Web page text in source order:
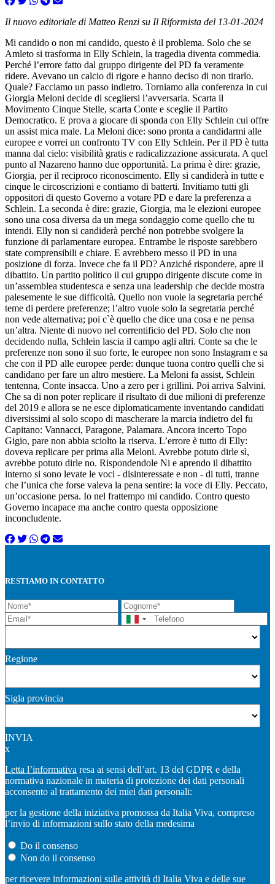
Il nuovo editoriale di Matteo Renzi su Il Riformista del 13-01-2024
Mi candido o non mi candido, questo è il problema. Solo che se
Amleto si trasforma in Elly Schlein, la tragedia diventa commedia.
Perché l’errore fatto dal gruppo dirigente del PD fa veramente
ridere. Avevano un calcio di rigore e hanno deciso di non tirarlo.
Quale? Facciamo un passo indietro. Torniamo alla conferenza in cui
Giorgia Meloni decide di scegliersi l’avversaria. Scarta il
Movimento Cinque Stelle, scarta Conte e sceglie il Partito
Democratico. E prova a giocare di sponda con Elly Schlein cui offre
un assist mica male. La Meloni dice: sono pronta a candidarmi alle
europee e vorrei un confronto TV con Elly Schlein. Per il PD è tutta
manna dal cielo: visibilità gratis e radicalizzazione assicurata. A quel
punto al Nazareno hanno due opportunità. La prima è dire: grazie,
Giorgia, per il reciproco riconoscimento. Elly si candiderà in tutte e
cinque le circoscrizioni e contiamo di batterti. Invitiamo tutti gli
oppositori di questo Governo a votare PD e dare la preferenza a
Schlein. La seconda è dire: grazie, Giorgia, ma le elezioni europee
sono una cosa diversa da un mega sondaggio come quello che tu
intendi. Elly non si candiderà perché non potrebbe svolgere la
funzione di parlamentare europea. Entrambe le risposte sarebbero
state comprensibili e chiare. E avrebbero messo il PD in una
posizione di forza. Invece che fa il PD? Anziché rispondere, apre il
dibattito. Un partito politico il cui gruppo dirigente discute come in
un’assemblea studentesca e senza una leadership che decide mostra
palesemente le sue difficoltà. Quello non vuole la segretaria perché
teme di perdere preferenze; l’altro vuole solo la segretaria perché
non vede alternativa; poi c`è quello che dice una cosa e ne pensa
un’altra. Niente di nuovo nel correntificio del PD. Solo che non
decidendo nulla, Schlein lascia il campo agli altri. Conte sa che le
preferenze non sono il suo forte, le europee non sono Instagram e sa
che con il PD alle europee perde: dunque tuona contro quelli che si
candidano per fare un altro mestiere. La Meloni fa assist, Schlein
tentenna, Conte insacca. Uno a zero per i grillini. Poi arriva Salvini.
Che sa di non poter replicare il risultato di due milioni di preferenze
del 2019 e allora se ne esce diplomaticamente inventando candidati
diversissimi al solo scopo di mascherare la marcia indietro del fu
Capitano: Vannacci, Paragone, Palamara. Ancora incerto Topo
Gigio, pare non abbia sciolto la riserva. L’errore è tutto di Elly:
doveva replicare per prima alla Meloni. Avrebbe potuto dirle sì,
avrebbe potuto dirle no. Rispondendole Ni e aprendo il dibattito
interno si sono levate le voci - disinteressate e non - di tutti, tranne
che l’unica che forse valeva la pena sentire: la voce di Elly. Peccato,
un’occasione persa. Io nel frattempo mi candido. Contro questo
Governo incapace ma anche contro questa opposizione
inconcludente.
RESTIAMO IN CONTATTO
Regione
Sigla provincia
INVIA
x
Letta l’informativa resa ai sensi dell’art. 13 del GDPR e della
normativa nazionale in materia di protezione dei dati personali
acconsento al trattamento dei miei dati personali:
per la gestione della iniziativa promossa da Italia Viva, compreso
l’invio di informazioni sullo stato della medesima
Do il consenso
Non do il consenso
per ricevere informazioni sulle attività di Italia Viva e delle sue